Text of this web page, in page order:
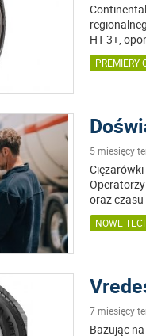
HT 3+,
PREMIERY
5 miesięcy
oraz
NOWE
7 miesięcy
Bazując